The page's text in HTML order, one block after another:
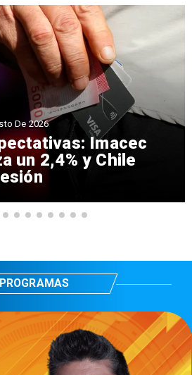
Imacec
un 2,4% y Chile
De 2026
PROGRAMAS